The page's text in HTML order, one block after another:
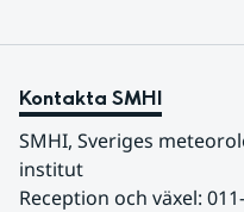
Kontakta SMHI
SMHI, Sveriges
institut
Reception och växel: